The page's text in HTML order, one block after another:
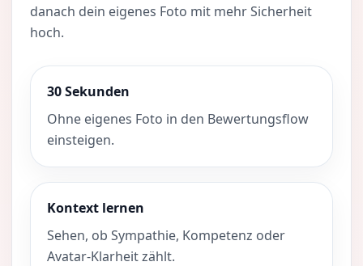
danach dein eigenes Foto mit mehr Sicherheit
hoch.
30 Sekunden
Ohne eigenes Foto in den Bewertungsflow
einsteigen.
Kontext lernen
Sehen, ob Sympathie, Kompetenz oder
Avatar-Klarheit zählt.